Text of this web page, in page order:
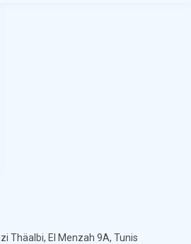
Thäalbi, El Menzah 9A, Tunis